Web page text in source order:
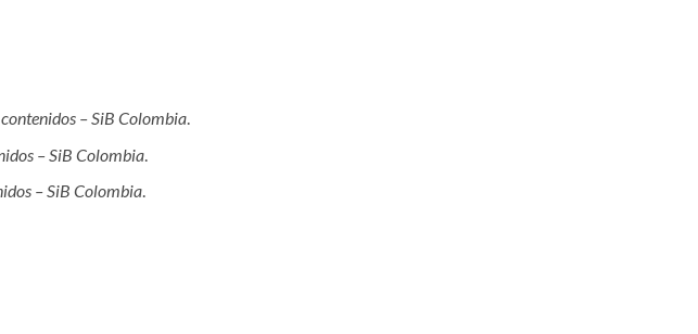
– SiB Colombia.
– SiB Colombia
– SiB Colombia.